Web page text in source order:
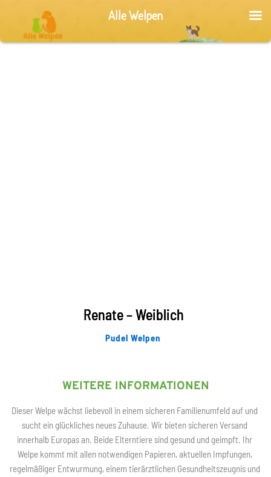
Renate – Weiblich
Pudel Welpen
WEITERE INFORMATIONEN
Dieser Welpe wächst liebevoll in einem sicheren Familienumfeld auf und
sucht ein glückliches neues Zuhause. Wir bieten sicheren Versand
innerhalb Europas an. Beide Elterntiere sind gesund und geimpft. Ihr
Welpe kommt mit allen notwendigen Papieren, aktuellen Impfungen,
regelmäßiger Entwurmung, einem tierärztlichen Gesundheitszeugnis und
Alle Welpen